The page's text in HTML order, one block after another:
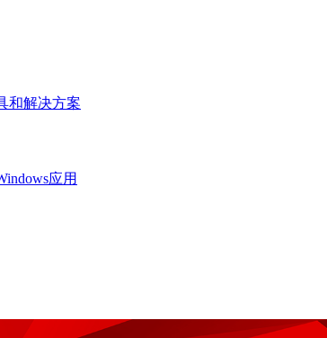
和解决方案
应用